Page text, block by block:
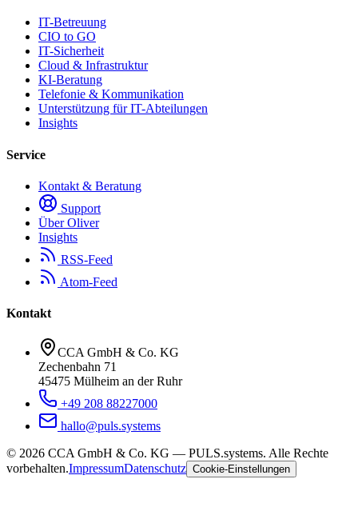
IT-Betreuung
CIO to GO
IT-Sicherheit
Cloud & Infrastruktur
KI-Beratung
Telefonie & Kommunikation
Unterstützung für IT-Abteilungen
Insights
Service
Kontakt & Beratung
Support
Über Oliver
Insights
RSS-Feed
Atom-Feed
Kontakt
CCA GmbH & Co. KG
Zechenbahn 71
45475 Mülheim an der Ruhr
+49 208 88227000
hallo@puls.systems
© 2026 CCA GmbH & Co. KG — PULS.systems. Alle Rechte
vorbehalten.ImpressumDatenschutz Cookie-Einstellungen